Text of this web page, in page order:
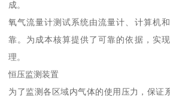
成。
氧气流量计测试系统由流量计、计算机
靠。为成本核算提供了可靠的依据，实
理。
恒压监测装置
为了监测各区域内气体的使用压力，保证